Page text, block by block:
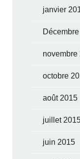
janvier
novembre
octobre
août 2015
juillet
juin 2015